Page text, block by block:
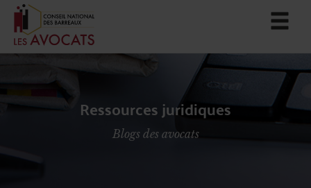
Ressources juridiques
Blogs des avocats